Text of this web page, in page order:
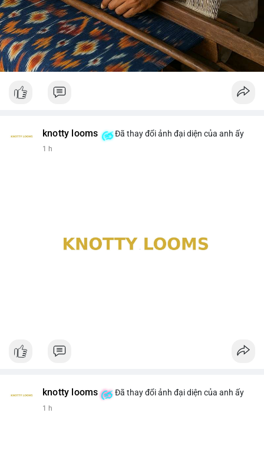
knotty looms Đã thay đổi ảnh đại diện của anh ấy
1 h
knotty looms Đã thay đổi ảnh đại diện của anh ấy
1 h